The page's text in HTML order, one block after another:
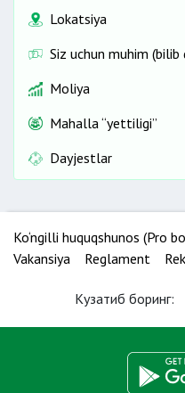
Lokatsiya
Siz uchun muhim (bilib
Moliya
Mahalla “yettiligi”
Dayjestlar
Ko‘ngilli huquqshunos (Pro
Vakansiya
Reglament
Кузатиб боринг: